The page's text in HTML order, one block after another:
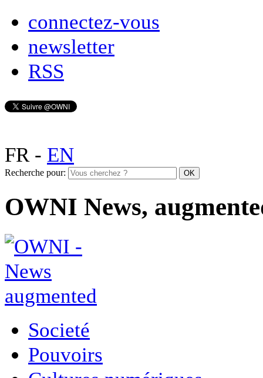
connectez-vous
newsletter
RSS
FR- EN
Recherche pour:
OWNI News,
Societé
Pouvoirs